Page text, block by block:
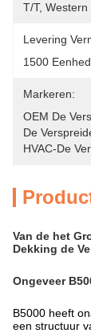
T/T, Western
Levering
1500
Markeren:
OEM De
De
HVAC-De
Van de het
Dekking de
Ongeveer
B5000 heeft
een structuur